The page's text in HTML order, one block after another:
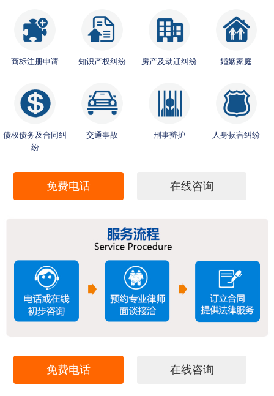
商标注册申请 知识产权纠纷 房产及动迁纠纷 婚姻家庭
债权债务及合同纠
纷
交通事故 刑事辩护 人身损害纠纷
免费电话 在线咨询
免费电话 在线咨询